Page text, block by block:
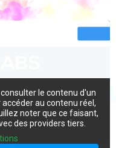
le contenu d'un
accéder au contenu réel,
noter que ce faisant,
des providers tiers.